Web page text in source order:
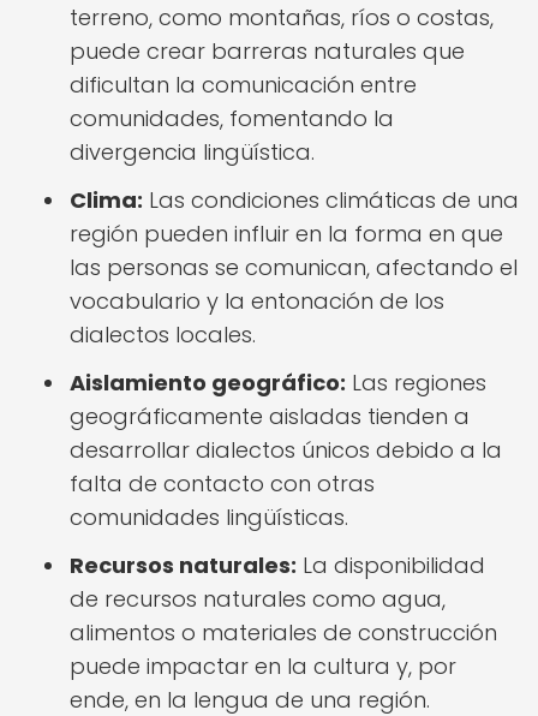
terreno, como montañas, ríos o costas,
puede crear barreras naturales que
dificultan la comunicación entre
comunidades, fomentando la
divergencia lingüística.
Clima: Las condiciones climáticas de una
región pueden influir en la forma en que
las personas se comunican, afectando el
vocabulario y la entonación de los
dialectos locales.
Aislamiento geográfico: Las regiones
geográficamente aisladas tienden a
desarrollar dialectos únicos debido a la
falta de contacto con otras
comunidades lingüísticas.
Recursos naturales: La disponibilidad
de recursos naturales como agua,
alimentos o materiales de construcción
puede impactar en la cultura y, por
ende, en la lengua de una región.